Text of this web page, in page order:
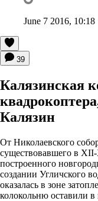
June 7 2016, 10:18
39
Калязинская
Калязин
От Николаевского
существовавшего в
построенного
создании Угличского
оказалась в зоне
колокольню оставили в